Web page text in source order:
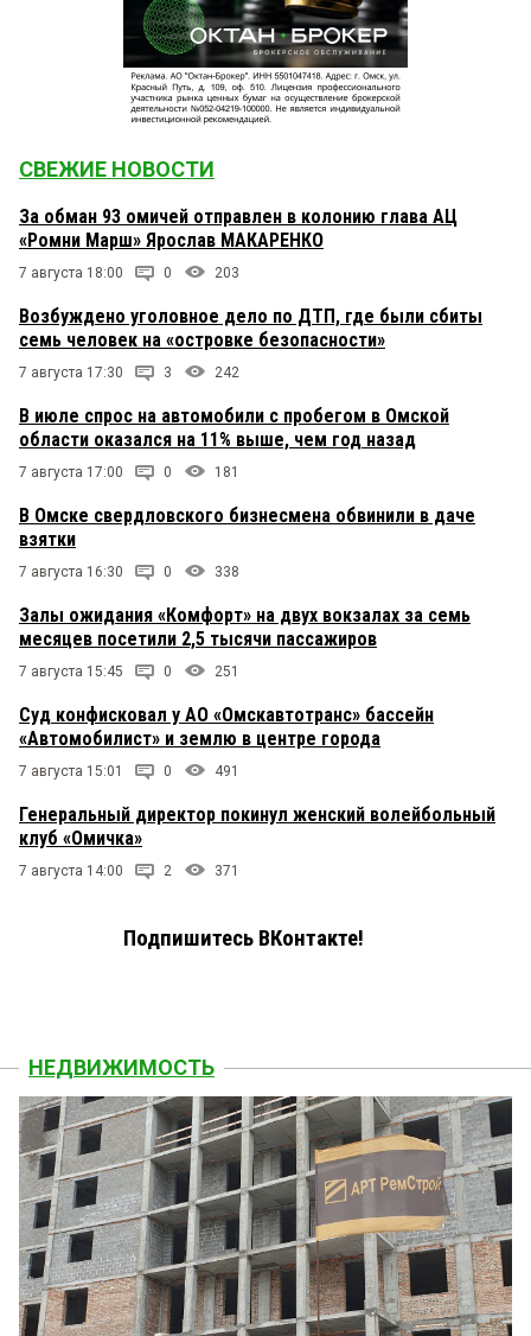
СВЕЖИЕ НОВОСТИ
За обман 93 омичей отправлен в колонию глава АЦ
«Ромни Марш» Ярослав МАКАРЕНКО
7 августа 18:00 0 203
Возбуждено уголовное дело по ДТП, где были сбиты
семь человек на «островке безопасности»
7 августа 17:30 3 242
В июле спрос на автомобили с пробегом в Омской
области оказался на 11% выше, чем год назад
7 августа 17:00 0 181
В Омске свердловского бизнесмена обвинили в даче
взятки
7 августа 16:30 0 338
Залы ожидания «Комфорт» на двух вокзалах за семь
месяцев посетили 2,5 тысячи пассажиров
7 августа 15:45 0 251
Суд конфисковал у АО «Омскавтотранс» бассейн
«Автомобилист» и землю в центре города
7 августа 15:01 0 491
Генеральный директор покинул женский волейбольный
клуб «Омичка»
7 августа 14:00 2 371
Подпишитесь ВКонтакте!
НЕДВИЖИМОСТЬ